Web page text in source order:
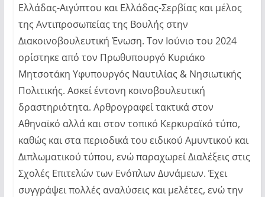
Ελλάδας-Αιγύπτου και Ελλάδας-Σερβίας και μέλος
της Αντιπροσωπείας της Βουλής στην
Διακοινοβουλευτική Ένωση. Τον Ιούνιο του 2024
ορίστηκε από τον Πρωθυπουργό Κυριάκο
Μητσοτάκη Υφυπουργός Ναυτιλίας & Νησιωτικής
Πολιτικής. Ασκεί έντονη κοινοβουλευτική
δραστηριότητα. Αρθρογραφεί τακτικά στον
Αθηναϊκό αλλά και στον τοπικό Κερκυραϊκό τύπο,
καθώς και στα περιοδικά του ειδικού Αμυντικού και
Διπλωματικού τύπου, ενώ παραχωρεί Διαλέξεις στις
Σχολές Επιτελών των Ενόπλων Δυνάμεων. Έχει
συγγράψει πολλές αναλύσεις και μελέτες, ενώ την